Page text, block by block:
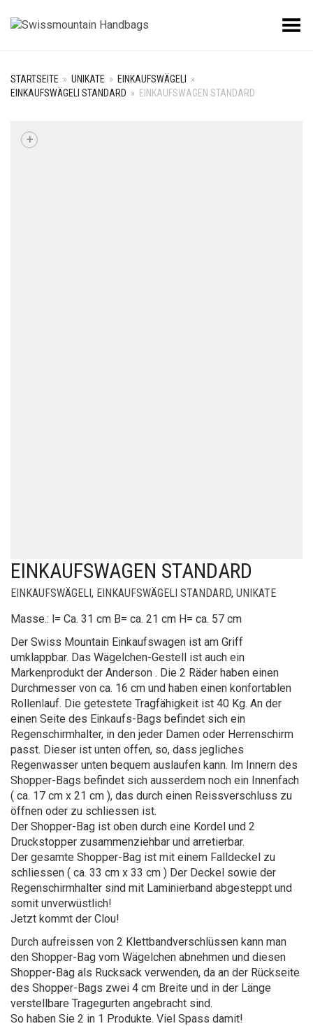
Toggle Menu
STARTSEITE » UNIKATE » EINKAUFSWÄGELI
»
EINKAUFSWÄGELI STANDARD » EINKAUFSWAGEN STANDARD
+
EINKAUFSWAGEN STANDARD
EINKAUFSWÄGELI, EINKAUFSWÄGELI STANDARD, UNIKATE
Masse.: l= Ca. 31 cm B= ca. 21 cm H= ca. 57 cm
Der Swiss Mountain Einkaufswagen ist am Griff
umklappbar. Das Wägelchen-Gestell ist auch ein
Markenprodukt der Anderson . Die 2 Räder haben einen
Durchmesser von ca. 16 cm und haben einen konfortablen
Rollenlauf. Die getestete Tragfähigkeit ist 40 Kg. An der
einen Seite des Einkaufs-Bags befindet sich ein
Regenschirmhalter, in den jeder Damen oder Herrenschirm
passt. Dieser ist unten offen, so, dass jegliches
Regenwasser unten bequem auslaufen kann. Im Innern des
Shopper-Bags befindet sich ausserdem noch ein Innenfach
( ca. 17 cm x 21 cm ), das durch einen Reissverschluss zu
öffnen oder zu schliessen ist.
Der Shopper-Bag ist oben durch eine Kordel und 2
Druckstopper zusammenziehbar und arretierbar.
Der gesamte Shopper-Bag ist mit einem Falldeckel zu
schliessen ( ca. 33 cm x 33 cm ) Der Deckel sowie der
Regenschirmhalter sind mit Laminierband abgesteppt und
somit unverwüstlich!
Jetzt kommt der Clou!
Durch aufreissen von 2 Klettbandverschlüssen kann man
den Shopper-Bag vom Wägelchen abnehmen und diesen
Shopper-Bag als Rucksack verwenden, da an der Rückseite
des Shopper-Bags zwei 4 cm Breite und in der Länge
verstellbare Tragegurten angebracht sind.
So haben Sie 2 in 1 Produkte. Viel Spass damit!